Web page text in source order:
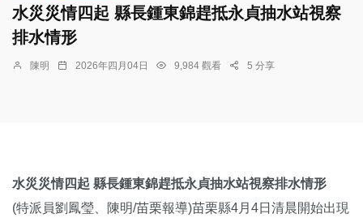
水災災情四起 縣長鍾東錦趕抵永貞抽水站視察
排水情形
陳明 2026年四月04日 9,984 觀看 5 分享
水災災情四起 縣長鍾東錦趕抵永貞抽水站視察排水情形
(特派員劉鳳瑩、陳明/苗栗報導)苗栗縣4月4日清晨開始出現